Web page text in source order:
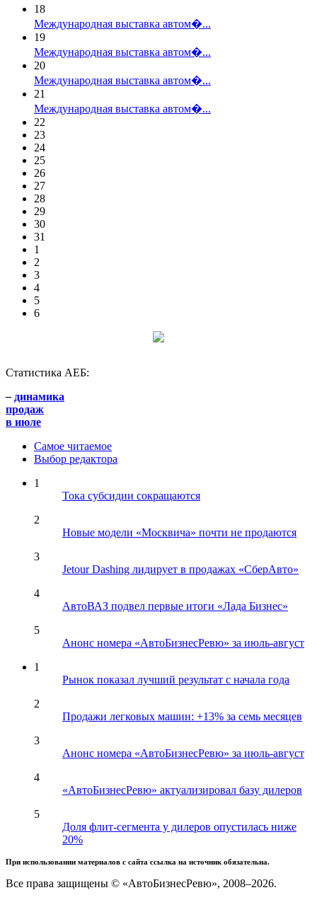
18
Международная выставка автом�...
19
Международная выставка автом�...
20
Международная выставка автом�...
21
Международная выставка автом�...
22
23
24
25
26
27
28
29
30
31
1
2
3
4
5
6
Статистика АЕБ:
– динамика
продаж
в июле
Самое читаемое
Выбор редактора
1
Тока субсидии сокращаются
2
Новые модели «Москвича» почти не продаются
3
Jetour Dashing лидирует в продажах «СберАвто»
4
АвтоВАЗ подвел первые итоги «Лада Бизнес»
5
Анонс номера «АвтоБизнесРевю» за июль-август
1
Рынок показал лучший результат с начала года
2
Продажи легковых машин: +13% за семь месяцев
3
Анонс номера «АвтоБизнесРевю» за июль-август
4
«АвтоБизнесРевю» актуализировал базу дилеров
5
Доля флит-сегмента у дилеров опустилась ниже
20%
При использовании материалов с сайта ссылка на источник обязательна.
Все права защищены © «АвтоБизнесРевю», 2008–2026.